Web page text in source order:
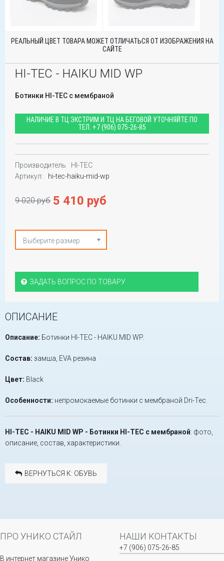
РЕАЛЬНЫЙ ЦВЕТ ТОВАРА МОЖЕТ ОТЛИЧАТЬСЯ ОТ ИЗОБРАЖЕНИЯ НА
САЙТЕ
HI-TEC - HAIKU MID WP
Ботинки HI-TEC с мембраной
НАЛИЧИЕ В ТЦ ЭКСТРИМ И ТЦ НА БЕГОВОЙ УТОЧНЯЙТЕ ПО
ТЕЛ. +7 (906) 075-26-85
Производитель
HI-TEC
Артикул:
hi-tec-haiku-mid-wp
9 020 руб 5 410 руб
Выберите размер
ЗАДАТЬ ВОПРОС ПО ТОВАРУ
ОПИСАНИЕ
Описание: Ботинки HI-TEC - HAIKU MID WP.
Состав: замша, EVA резина
Цвет: Black
Особенности: непромокаемые ботинки с мембраной Dri-Tec.
HI-TEC - HAIKU MID WP - Ботинки HI-TEC с мембраной: фото,
описание, состав, характеристики.
ВЕРНУТЬСЯ К: ОБУВЬ
ПРО УНИКО СТАЙЛ
В интернет магазине Унико
НАШИ КОНТАКТЫ
+7 (906) 075-26-85